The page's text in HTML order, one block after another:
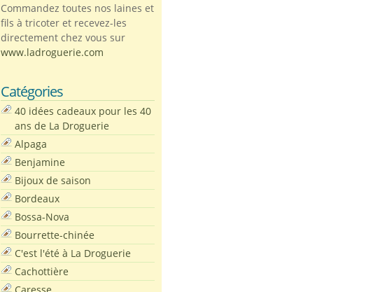
Commandez toutes nos laines et
fils à tricoter et recevez-les
directement chez vous sur
www.ladroguerie.com
Catégories
40 idées cadeaux pour les 40
ans de La Droguerie
Alpaga
Benjamine
Bijoux de saison
Bordeaux
Bossa-Nova
Bourrette-chinée
C'est l'été à La Droguerie
Cachottière
Caresse